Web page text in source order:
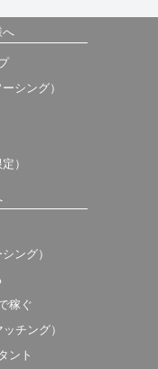
へ
シング）
）
ング）
稼ぐ
チング）
ント